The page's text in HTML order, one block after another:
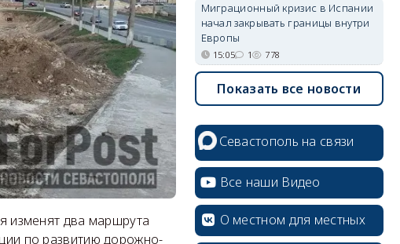
изменят два маршрута
по развитию дорожно-
Миграционный кризис в Испании
начал закрывать границы внутри
Европы
15:05 1 778
Показать все новости
Севастополь на связи
Все наши Видео
О местном для местных